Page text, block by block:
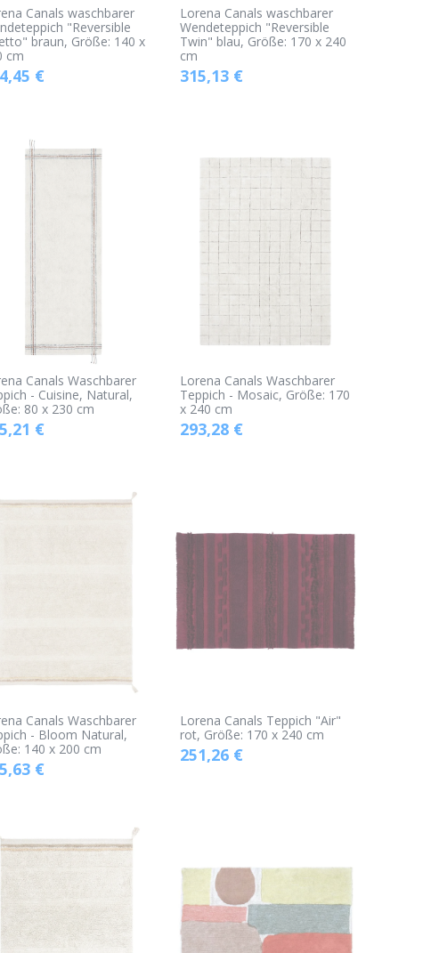
Canals waschbarer
"Reversible
braun, Größe: 140 x
cm
€
Lorena Canals waschbarer
Wendeteppich "Reversible
Twin" blau, Größe: 170 x 240
cm
315,13 €
Canals Waschbarer
- Cuisine, Natural,
80 x 230 cm
€
Lorena Canals Waschbarer
Teppich - Mosaic, Größe: 170
x 240 cm
293,28 €
Canals Waschbarer
- Bloom Natural,
140 x 200 cm
€
Lorena Canals Teppich "Air"
rot, Größe: 170 x 240 cm
251,26 €